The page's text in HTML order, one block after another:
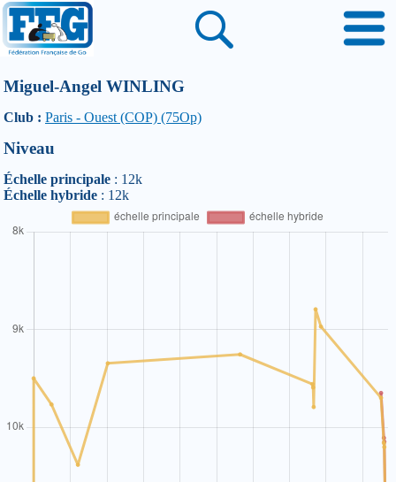
Miguel-Angel WINLING
Club : Paris - Ouest (COP) (75Op)
Niveau
Échelle principale : 12k
Échelle hybride : 12k